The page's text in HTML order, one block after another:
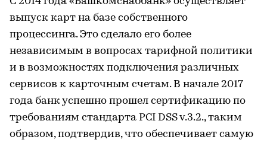
выпуск карт на базе собственного
процессинга. Это сделало его более
независимым в вопросах тарифной политики
и в возможностях подключения различных
сервисов к карточным счетам. В начале 2017
года банк успешно прошел сертификацию по
требованиям стандарта PCI DSS v.3.2., таким
образом, подтвердив, что обеспечивает самую